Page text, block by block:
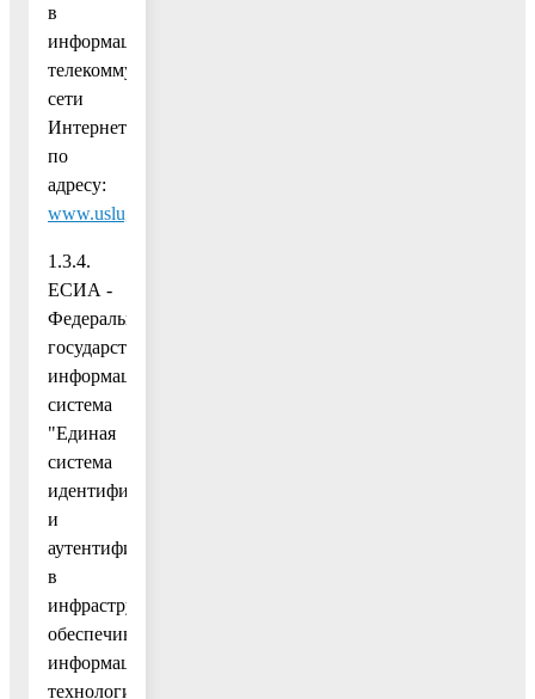
в
информационно-
телекоммуникационной
сети
Интернет
по
адресу:
www.uslugi.mosreg.ru
1.3.4.
ЕСИА -
Федеральная
государственная
информационная
система
"Единая
система
идентификации
и
аутентификации
в
инфраструктуре,
обеспечивающей
информационно-
технологическое